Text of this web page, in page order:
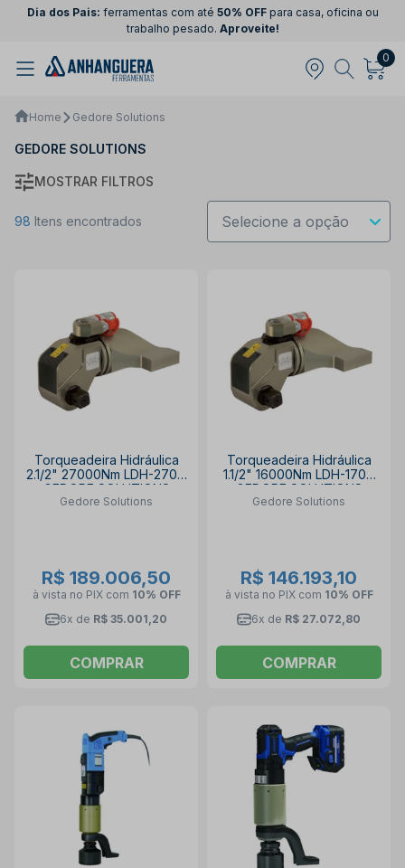
Dia dos Pais: ferramentas com até 50% OFFpara casa, oficina ou
trabalho pesado. Aproveite!
0
Home Gedore Solutions
GEDORE SOLUTIONS
MOSTRAR FILTROS
98 Itens encontrados
Torqueadeira Hidráulica
2.1/2" 27000Nm LDH-270V
GEDORE SOLUTIONS
Gedore Solutions
R$ 189.006,50
à vista no PIX com 10% OFF
6x de R$ 35.001,20
COMPRAR
Torqueadeira Hidráulica
1.1/2" 16000Nm LDH-170V
GEDORE SOLUTIONS
Gedore Solutions
R$ 146.193,10
à vista no PIX com 10% OFF
6x de R$ 27.072,80
COMPRAR